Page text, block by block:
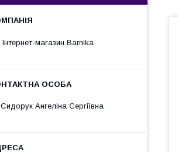
Інтернет-магазин Barnika
Сидорук Ангеліна Сергіївна